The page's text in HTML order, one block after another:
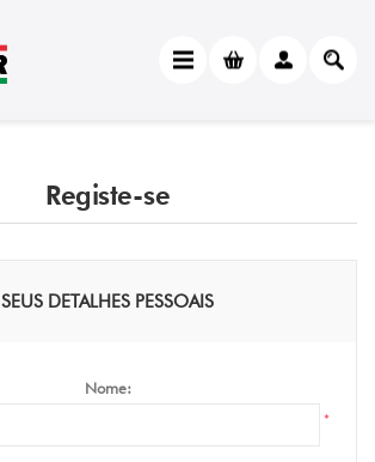
Registe-se
SEUS DETALHES PESSOAIS
Nome:
*